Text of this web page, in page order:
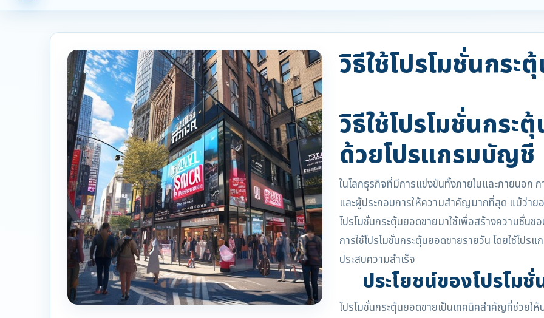
วิธีใช้โปรโมชั่นกระ
วิธีใช้โปรโมชั่นกระ
ด้วยโปรแกรมบัญชี
ในโลกธุรกิจที่มีการแข่งขันทั้งภายในและภายนอก
และผู้ประกอบการให้ความสำคัญมากที่สุด แม้ว่า
โปรโมชั่นกระตุ้นยอดขายมาใช้เพื่อสร้างความชื่น
การใช้โปรโมชั่นกระตุ้นยอดขายรายวัน โดยใช้โ
ประสบความสำเร็จ
ประโยชน์ของโปรโม
โปรโมชั่นกระตุ้นยอดขายเป็นเทคนิคสำคัญที่ช่วย